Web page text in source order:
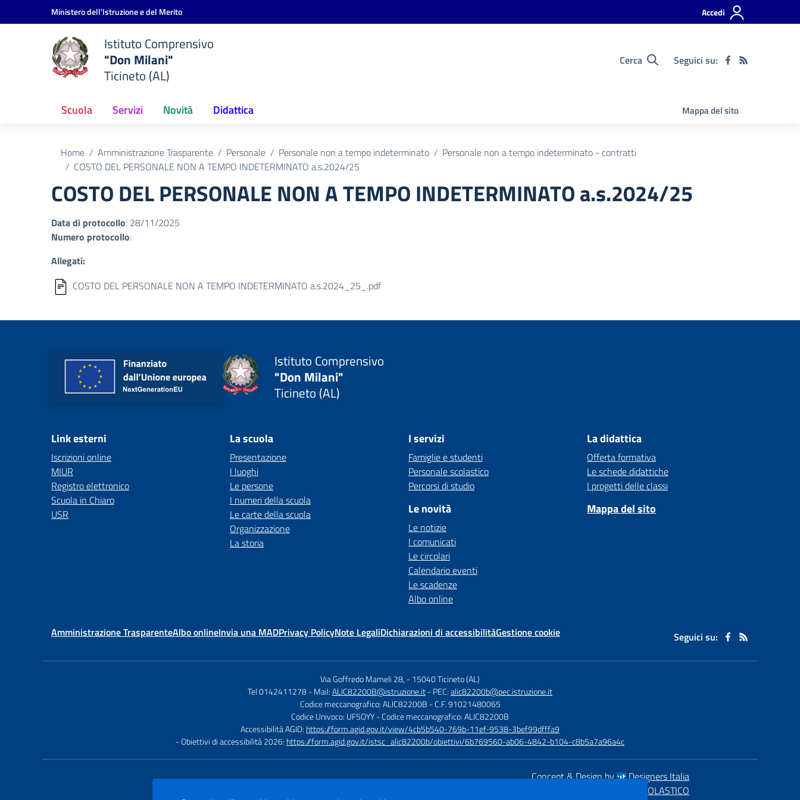
Vai ai contenuti
Vai al menu di navigazioneMinistero dell'Istruzione e del Merito Accedi
Istituto Comprensivo
"Don Milani"
Ticineto (AL)
Cerca Seguici su:
Scuola Servizi Novità Didattica Mappa del sito
Home Amministrazione Trasparente Personale Personale non a tempo indeterminato
Personale non a tempo indeterminato - contratti
COSTO DEL PERSONALE NON A TEMPO INDETERMINATO a.s.2024/25
COSTO DEL PERSONALE NON A TEMPO INDETERMINATO a.s.2024/25
Data di protocollo: 28/11/2025
Numero protocollo:
Allegati:
COSTO DEL PERSONALE NON A TEMPO INDETERMINATO a.s.2024_25_.pdf
Istituto Comprensivo
"Don Milani"
Ticineto (AL)
Link esterni
Iscrizioni online
MIUR
Registro elettronico
Scuola in Chiaro
USR
La scuola
Presentazione
I luoghi
Le persone
I numeri della scuola
Le carte della scuola
Organizzazione
La storia
I servizi
Famiglie e studenti
Personale scolastico
Percorsi di studio
Le novità
Le notizie
I comunicati
Le circolari
Calendario eventi
Le scadenze
Albo online
La didattica
Offerta formativa
Le schede didattiche
I progetti delle classi
Mappa del sito
Amministrazione TrasparenteAlbo onlineInvia una MADPrivacy PolicyNote LegaliDichiarazioni di accessibilitàGestione cookie Seguici su:
Via Goffredo Mameli 28, -15040 Ticineto (AL)
Tel 0142411278- Mail:ALIC82200B@istruzione.it- PEC:alic82200b@pec.istruzione.it
Codice meccanografico: ALIC82200B - C.F. 91021480065
Codice Univoco: UF5OYY- Codice meccanografico: ALIC82200B
Accessibilità AGID: https://form.agid.gov.it/view/4cb5b540-769b-11ef-9538-3bef99dfffa9
- Obiettivi di accessibilità 2026: https://form.agid.gov.it/istsc_alic82200b/obiettivi/6b769560-ab06-4842-b104-c8b5a7a96a4c
Concept & Design by
Designers Italia
SCUOLASTICO